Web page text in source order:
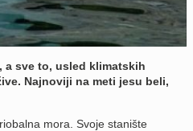
a sve to, usled klimatskih
Najnoviji na meti jesu beli,
mora. Svoje stanište